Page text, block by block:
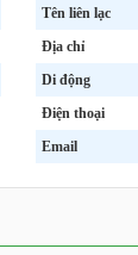
Tên liên lạc
Địa chỉ
Di động
Điện thoại
Email